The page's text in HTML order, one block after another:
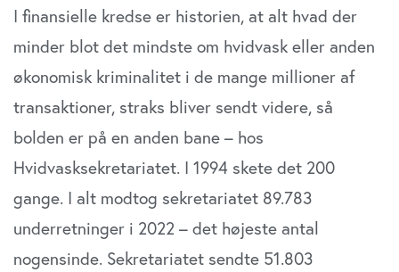
I finansielle kredse er historien, at alt hvad der
min­der blot det mindste om hvidvask eller anden
økonomisk kriminalitet i de mange millioner af
transaktioner, straks bliver sendt videre, så
bolden er på en anden bane – hos
Hvidvasksekretariatet. I 1994 skete det 200
gange. I alt modtog sekretariatet 89.783
underretninger i 2022 – det højeste antal
nogensinde. Sekretariatet sendte 51.803